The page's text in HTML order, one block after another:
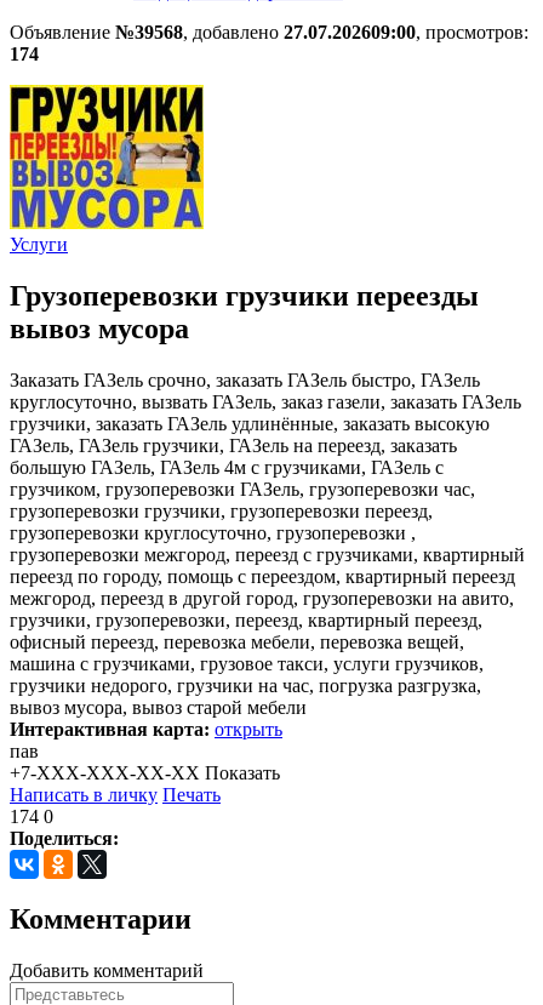
Объявление №39568, добавлено 27.07.202609:00, просмотров:
174
Услуги
Грузоперевозки грузчики переезды
вывоз мусора
Заказать ГАЗель срочно, заказать ГАЗель быстро, ГАЗель
круглосуточно, вызвать ГАЗель, заказ газели, заказать ГАЗель
грузчики, заказать ГАЗель удлинённые, заказать высокую
ГАЗель, ГАЗель грузчики, ГАЗель на переезд, заказать
большую ГАЗель, ГАЗель 4м с грузчиками, ГАЗель с
грузчиком, грузоперевозки ГАЗель, грузоперевозки час,
грузоперевозки грузчики, грузоперевозки переезд,
грузоперевозки круглосуточно, грузоперевозки ,
грузоперевозки межгород, переезд с грузчиками, квартирный
переезд по городу, помощь с переездом, квартирный переезд
межгород, переезд в другой город, грузоперевозки на авито,
грузчики, грузоперевозки, переезд, квартирный переезд,
офисный переезд, перевозка мебели, перевозка вещей,
машина с грузчиками, грузовое такси, услуги грузчиков,
грузчики недорого, грузчики на час, погрузка разгрузка,
вывоз мусора, вывоз старой мебели
Интерактивная карта: открыть
пав
+7-XXX-XXX-XX-XX Показать
Написать в личку Печать
174 0
Поделиться:
Комментарии
Добавить комментарий